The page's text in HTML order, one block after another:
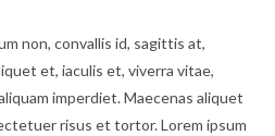
non, convallis id, sagittis at,
et, iaculis et, viverra vitae,
imperdiet. Maecenas aliquet
risus et tortor. Lorem ipsum